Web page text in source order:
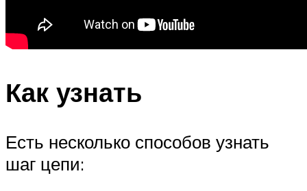
Как узнать
Есть несколько способов узнать
шаг цепи: